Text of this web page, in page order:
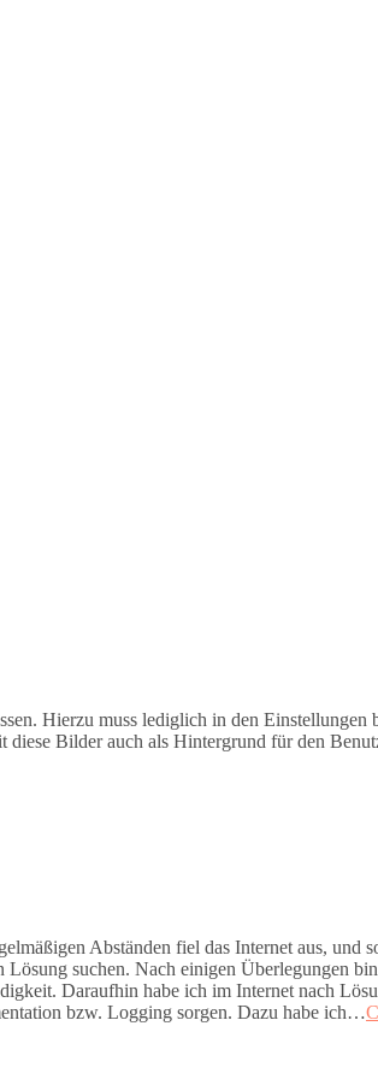
Hierzu muss lediglich in den
Bilder auch als Hintergrund für den
Abständen fiel das Internet aus, und
suchen. Nach einigen Überlegungen
Daraufhin habe ich im Internet nach
bzw. Logging sorgen. Dazu habe ich…